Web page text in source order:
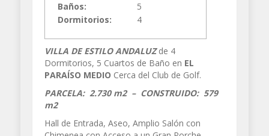
Baños:
5
Dormitorios:
4
VILLA DE ESTILO ANDALUZde 4
Dormitorios, 5 Cuartos de Baño en EL
PARAÍSO MEDIO Cerca del Club de Golf.
PARCELA: 2.730 m2 – CONSTRUIDO: 579
m2
Hall de Entrada, Aseo, Amplio Salón con